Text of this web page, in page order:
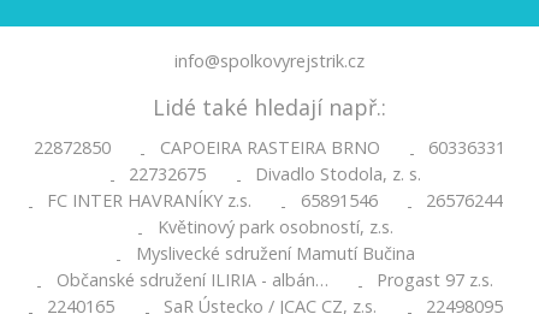
info@spolkovyrejstrik.cz
Lidé také hledají např.:
22872850 - CAPOEIRA RASTEIRA BRNO -
60336331
-
22732675 -
Divadlo Stodola, z. s.
-
FC INTER HAVRANÍKY z.s. - 65891546 -
26576244
-
Květinový park osobností, z.s.
-
Myslivecké sdružení Mamutí Bučina
-
Občanské sdružení ILIRIA - albán… -
Progast 97 z.s.
2240165 SaR Ústecko / JCAC CZ, z.s. 22498095